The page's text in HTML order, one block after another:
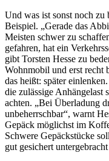
Und was ist sonst noch zu
Beispiel. „Gerade das
Meisten schwer zu
gefahren, hat ein
gibt Torsten Hesse zu
Wohnmobil und erst recht
das heißt: später
die zulässige Anhängelast
achten. „Bei Überladung
unbeherrschbar“, warnt
Gepäck möglichst im
Schwere Gepäckstücke
gut gesichert